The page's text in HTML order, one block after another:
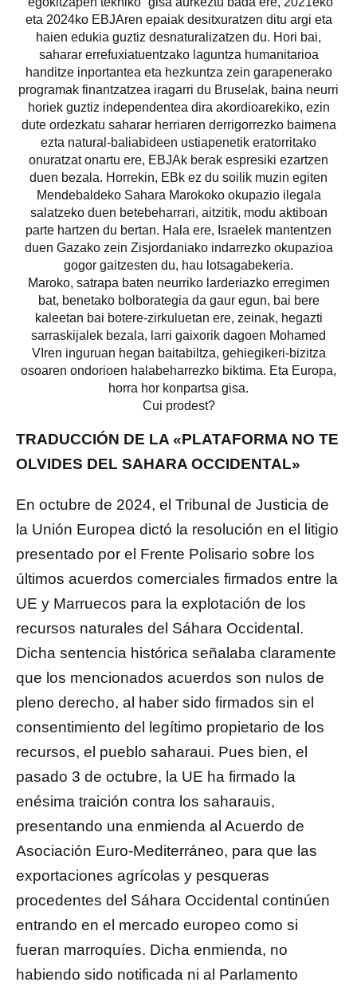
eta 2024ko EBJAren epaiak desitxuratzen ditu argi eta
haien edukia guztiz desnaturalizatzen du. Hori bai,
saharar errefuxiatuentzako laguntza humanitarioa
handitze inportantea eta hezkuntza zein garapenerako
programak finantzatzea iragarri du Bruselak, baina neurri
horiek guztiz independentea dira akordioarekiko, ezin
dute ordezkatu saharar herriaren derrigorrezko baimena
ezta natural-baliabideen ustiapenetik eratorritako
onuratzat onartu ere, EBJAk berak espresiki ezartzen
duen bezala. Horrekin, EBk ez du soilik muzin egiten
Mendebaldeko Sahara Marokoko okupazio ilegala
salatzeko duen betebeharrari, aitzitik, modu aktiboan
parte hartzen du bertan. Hala ere, Israelek mantentzen
duen Gazako zein Zisjordaniako indarrezko okupazioa
gogor gaitzesten du, hau lotsagabekeria.
Maroko, satrapa baten neurriko larderiazko erregimen
bat, benetako bolborategia da gaur egun, bai bere
kaleetan bai botere-zirkuluetan ere, zeinak, hegazti
sarraskijalek bezala, larri gaixorik dagoen Mohamed
VIren inguruan hegan baitabiltza, gehiegikeri-bizitza
osoaren ondorioen halabeharrezko biktima. Eta Europa,
horra hor konpartsa gisa.
Cui prodest?
TRADUCCIÓN DE LA «PLATAFORMA NO TE
OLVIDES DEL SAHARA OCCIDENTAL»
En octubre de 2024, el Tribunal de Justicia de
la Unión Europea dictó la resolución en el litigio
presentado por el Frente Polisario sobre los
últimos acuerdos comerciales firmados entre la
UE y Marruecos para la explotación de los
recursos naturales del Sáhara Occidental.
Dicha sentencia histórica señalaba claramente
que los mencionados acuerdos son nulos de
pleno derecho, al haber sido firmados sin el
consentimiento del legítimo propietario de los
recursos, el pueblo saharaui. Pues bien, el
pasado 3 de octubre, la UE ha firmado la
enésima traición contra los saharauis,
presentando una enmienda al Acuerdo de
Asociación Euro-Mediterráneo, para que las
exportaciones agrícolas y pesqueras
procedentes del Sáhara Occidental continúen
entrando en el mercado europeo como si
fueran marroquíes. Dicha enmienda, no
habiendo sido notificada ni al Parlamento